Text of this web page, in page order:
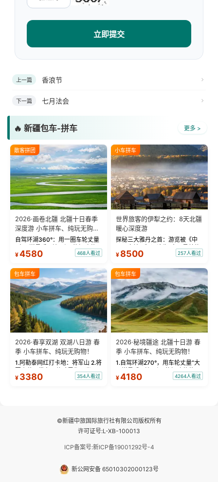
立即提交
上一篇 香浪节
下一篇 七月法会
🔥 新疆包车-拼车 更多 >
散客拼团
2026·画卷北疆 北疆十日春季
深度游 小车拼车、纯玩无购
物！
自驾环湖360°：用一圈车轮丈量
“大西洋最后一滴眼泪”的极致蔚
蓝。 赛湖旅拍：甄选多款风格服
绝美瞬间。 赛湖坦克300跟车视
频：专业摄影师...
¥4580 468人看过
小车拼车
世界旅客的伊犁之约：8天北疆
暖心深度游
探秘三大雅丹之首：游览被《中
国国家地理》评选为“中国最美的
三大雅丹”第一名的克拉玛依魔鬼
瓦人最大村落——禾木村，欣赏
晨雾与小木...
¥ 8500 257人看过
包车拼车
2026·春享双湖 双湖八日游 春
季 小车拼车、纯玩无购物！
1.阿勒泰网红打卡地：将军山 2.将
军山落日缆车，体验雪都风光 3.
将军山，夕阳派对，蹦迪party 4.
¥ 3380 354人看过
包车拼车
2026·秘境疆途 北疆十日游 春
季 小车拼车、纯玩无购物！
1.自驾环湖270°，用车轮丈量“大
西洋最后一滴眼泪”的极致蔚蓝，
让雪山、花海与深邃湖水在转弯
¥4180 4264人看过
©新疆中旅国际旅行社有限公司版权所有
许可证号:L-XB-100013
ICP备案号:新ICP备19001292号-4
新公网安备 65010302000123号